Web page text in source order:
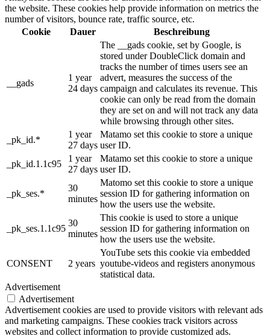
the website. These cookies help provide information on metrics the
number of visitors, bounce rate, traffic source, etc.
Cookie
Dauer Beschreibung
__gads
1 year
24 days
The __gads cookie, set by Google, is
stored under DoubleClick domain and
tracks the number of times users see an
advert, measures the success of the
campaign and calculates its revenue. This
cookie can only be read from the domain
they are set on and will not track any data
while browsing through other sites.
_pk_id.*
1 year
27 days
Matamo set this cookie to store a unique
user ID.
_pk_id.1.1c95
1 year
27 days
Matamo set this cookie to store a unique
user ID.
_pk_ses.*
30
minutes
Matomo set this cookie to store a unique
session ID for gathering information on
how the users use the website.
_pk_ses.1.1c95
30
minutes
This cookie is used to store a unique
session ID for gathering information on
how the users use the website.
CONSENT 2 years
YouTube sets this cookie via embedded
youtube-videos and registers anonymous
statistical data.
Advertisement
Advertisement
Advertisement cookies are used to provide visitors with relevant ads
and marketing campaigns. These cookies track visitors across
websites and collect information to provide customized ads.